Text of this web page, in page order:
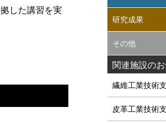
した講習を実
研究成果
その他
関連施設の
繊維工業技術
皮革工業技術